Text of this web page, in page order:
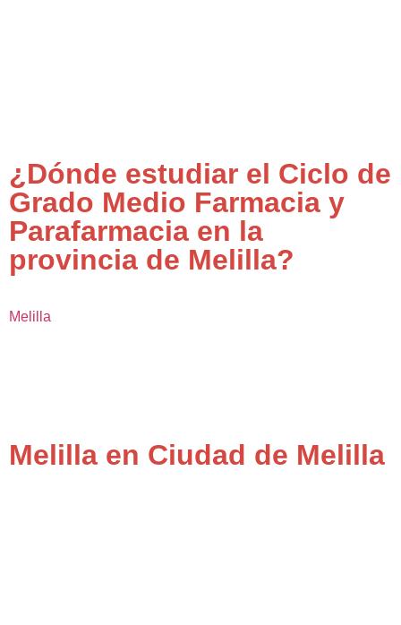
¿Dónde estudiar el Ciclo de
Grado Medio Farmacia y
Parafarmacia en la
provincia de Melilla?
Melilla
Melilla en Ciudad de Melilla